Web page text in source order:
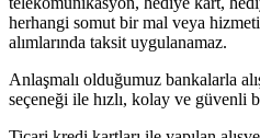
herhangi somut bir mal veya
alımlarında taksit uygulanamaz.
Anlaşmalı olduğumuz bankalarla
seçeneği ile hızlı, kolay ve güvenli